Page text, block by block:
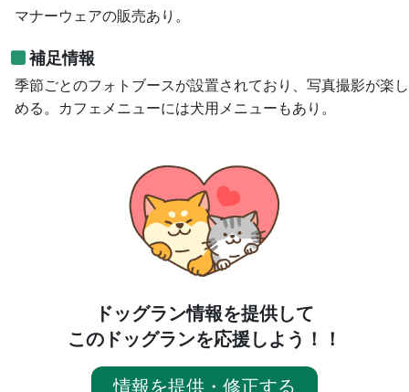
マナーウェアの販売あり。
補足情報
季節ごとのフォトブースが設置されており、写真撮影が楽し
める。カフェメニューには犬用メニューもあり。
ドッグラン情報を提供して
このドッグランを応援しよう！！
情報を提供・修正する